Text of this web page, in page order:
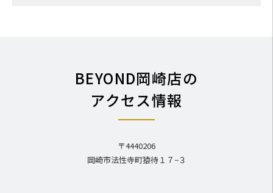
BEYOND岡崎店の
アクセス情報
〒4440206
岡崎市法性寺町猿待１７−３